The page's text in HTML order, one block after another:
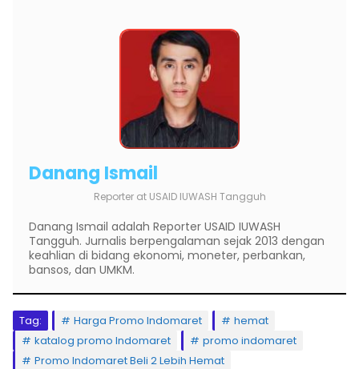
Danang Ismail
Reporter at USAID IUWASH Tangguh
Danang Ismail adalah Reporter USAID IUWASH
Tangguh. Jurnalis berpengalaman sejak 2013 dengan
keahlian di bidang ekonomi, moneter, perbankan,
bansos, dan UMKM.
Tag: Harga Promo Indomaret
hemat
katalog promo Indomaret
promo indomaret
Promo Indomaret Beli 2 Lebih Hemat